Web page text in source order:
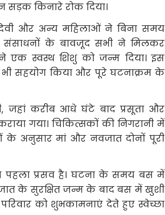
किनारे रोक दिया।
और अन्य महिलाओं ने बिना समय
संसाधनों के बावजूद सभी ने मिलकर
एक स्वस्थ शिशु को जन्म दिया। इस
भी सहयोग किया और पूरे घटनाक्रम के
जहां करीब आधे घंटे बाद प्रसूता और
गया। चिकित्सकों की निगरानी में
के अनुसार मां और नवजात दोनों पूरी
पहला प्रसव है। घटना के समय बस में
के सुरक्षित जन्म के बाद बस में खुशी
को शुभकामनाएं देते हुए स्वेच्छा